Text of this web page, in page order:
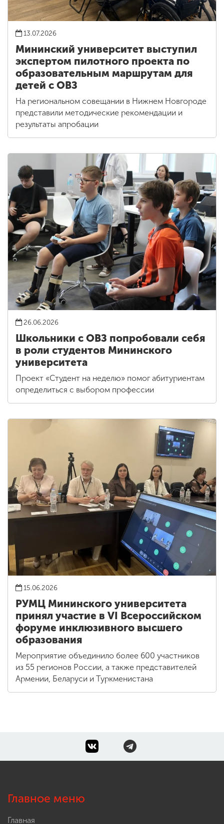
13.07.2026
Мининский университет выступил
экспертом пилотного проекта по
образовательным маршрутам для
детей с ОВЗ
На региональном совещании в Нижнем Новгороде
представили методические рекомендации и
результаты апробации
26.06.2026
Школьники с ОВЗ попробовали себя
в роли студентов Мининского
университета
Проект «Студент на неделю» помог абитуриентам
определиться с выбором профессии
15.06.2026
РУМЦ Мининского университета
принял участие в VI Всероссийском
форуме инклюзивного высшего
образования
Мероприятие объединило более 600 участников
из 55 регионов России, а также представителей
Армении, Беларуси и Туркменистана
Главное меню
Главная